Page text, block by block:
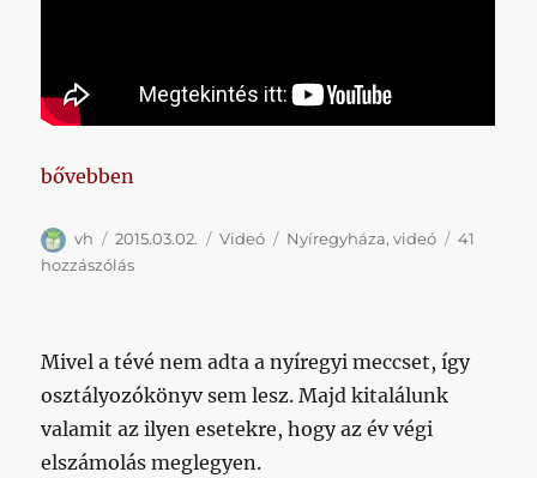
„Mozgóképen a megaláztatásunk”
bővebben
Szerző
vh Közzétéve
2015.03.02. Kategória
Videó Címke
Nyíregyháza,videó
41
hozzászólásMozgóképen
bejegyzéshez
Mivel a tévé nem adta a nyíregyi meccset, így
osztályozókönyv sem lesz. Majd kitalálunk
valamit az ilyen esetekre, hogy az év végi
elszámolás meglegyen.